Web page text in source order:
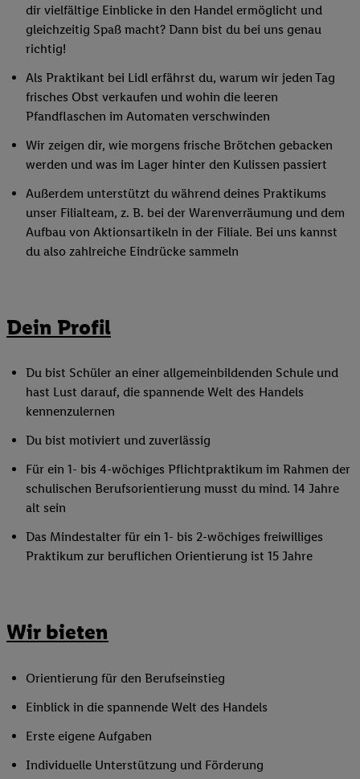
dir vielfältige Einblicke in den Handel ermöglicht und
gleichzeitig Spaß macht? Dann bist du bei uns genau
richtig!
Als Praktikant bei Lidl erfährst du, warum wir jeden Tag
frisches Obst verkaufen und wohin die leeren
Pfandflaschen im Automaten verschwinden
Wir zeigen dir, wie morgens frische Brötchen gebacken
werden und was im Lager hinter den Kulissen passiert
Außerdem unterstützt du während deines Praktikums
unser Filialteam, z. B. bei der Warenverräumung und dem
Aufbau von Aktionsartikeln in der Filiale. Bei uns kannst
du also zahlreiche Eindrücke sammeln
Dein Profil
Du bist Schüler an einer allgemeinbildenden Schule und
hast Lust darauf, die spannende Welt des Handels
kennenzulernen
Du bist motiviert und zuverlässig
Für ein 1- bis 4-wöchiges Pflichtpraktikum im Rahmen der
schulischen Berufsorientierung musst du mind. 14 Jahre
alt sein
Das Mindestalter für ein 1- bis 2-wöchiges freiwilliges
Praktikum zur beruflichen Orientierung ist 15 Jahre
Wir bieten
Orientierung für den Berufseinstieg
Einblick in die spannende Welt des Handels
Erste eigene Aufgaben
Individuelle Unterstützung und Förderung